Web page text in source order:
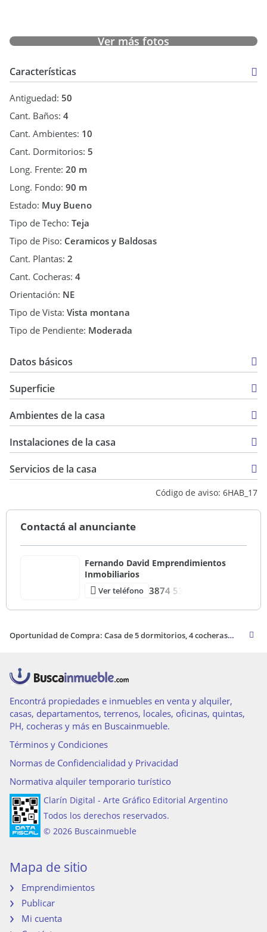
Ver más fotos
Características
Antiguedad: 50
Cant. Baños: 4
Cant. Ambientes: 10
Cant. Dormitorios: 5
Long. Frente: 20 m
Long. Fondo: 90 m
Estado: Muy Bueno
Tipo de Techo: Teja
Tipo de Piso: Ceramicos y Baldosas
Cant. Plantas: 2
Cant. Cocheras: 4
Orientación: NE
Tipo de Vista: Vista montana
Tipo de Pendiente: Moderada
Datos básicos
Venta
Superficie
2.000 m2
680 m2
Ambientes de la casa
Instalaciones de la casa
Servicios de la casa
Código de aviso: 6HAB_17
Contactá al anunciante
Fernando David Emprendimientos
Inmobiliarios
Ver teléfono 3874 53
Oportunidad de Compra: Casa de 5 dormitorios, 4 cocheras en Barrio Tres Cerritos, Salta
Encontrá propiedades e inmuebles en venta y alquiler,
casas, departamentos, terrenos, locales, oficinas, quintas,
PH, cocheras y más en Buscainmueble.
Términos y Condiciones
Normas de Confidencialidad y Privacidad
Normativa alquiler temporario turístico
Clarín Digital - Arte Gráfico Editorial Argentino
Todos los derechos reservados.
© 2026 Buscainmueble
Mapa de sitio
Emprendimientos
Publicar
Mi cuenta